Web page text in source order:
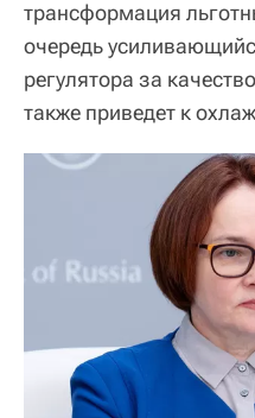
трансформация
очередь
регулятора за
также приведет к